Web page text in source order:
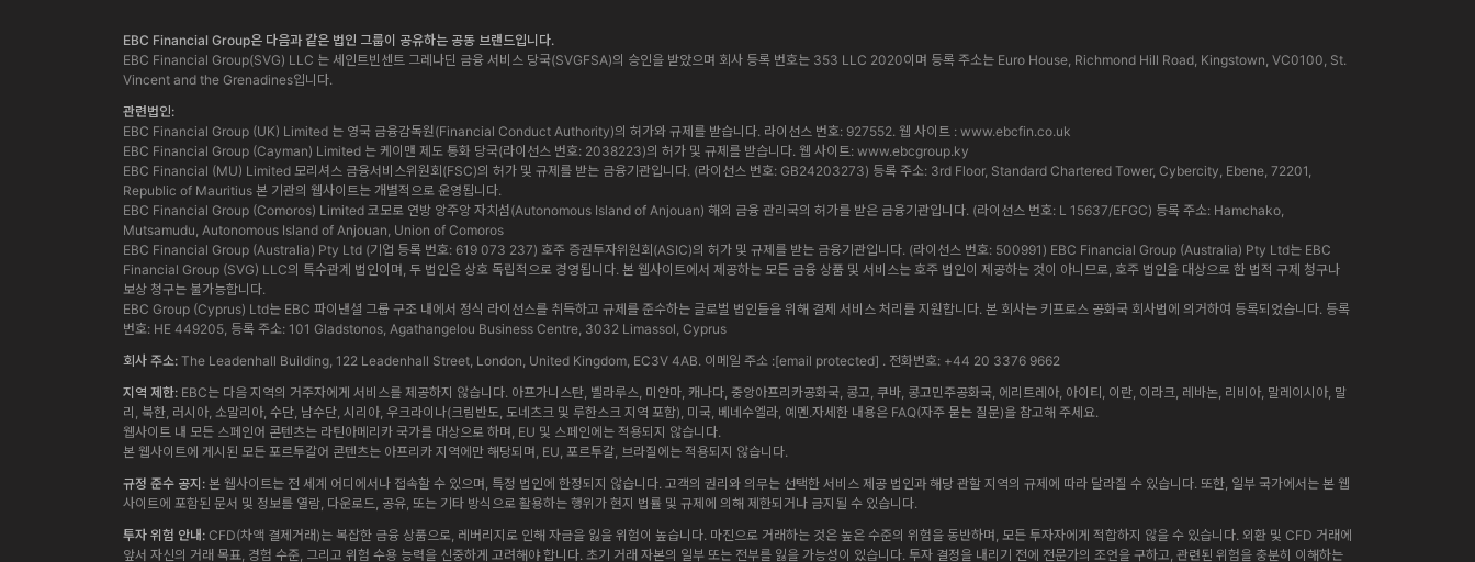
EBC Financial Group은 다음과 같은 법인 그룹이 공유하는 공동 브랜드입니다.
EBC Financial Group(SVG) LLC 는 세인트빈센트 그레나딘 금융 서비스 당국(SVGFSA)의 승인을 받았으며 회사 등록 번호는 353 LLC 2020이며 등록 주소는 Euro House, Richmond Hill Road, Kingstown, VC0100, St.
Vincent and the Grenadines입니다.
관련법인:
EBC Financial Group (UK) Limited 는 영국 금융감독원(Financial Conduct Authority)의 허가와 규제를 받습니다. 라이선스 번호: 927552. 웹 사이트 : www.ebcfin.co.uk
EBC Financial Group (Cayman) Limited 는 케이맨 제도 통화 당국(라이선스 번호: 2038223)의 허가 및 규제를 받습니다. 웹 사이트: www.ebcgroup.ky
EBC Financial (MU) Limited 모리셔스 금융서비스위원회(FSC)의 허가 및 규제를 받는 금융기관입니다. (라이선스 번호: GB24203273) 등록 주소: 3rd Floor, Standard Chartered Tower, Cybercity, Ebene, 72201,
Republic of Mauritius 본 기관의 웹사이트는 개별적으로 운영됩니다.
EBC Financial Group (Comoros) Limited 코모로 연방 앙주앙 자치섬(Autonomous Island of Anjouan) 해외 금융 관리국의 허가를 받은 금융기관입니다. (라이선스 번호: L 15637/EFGC) 등록 주소: Hamchako,
Mutsamudu, Autonomous Island of Anjouan, Union of Comoros
EBC Financial Group (Australia) Pty Ltd (기업 등록 번호: 619 073 237) 호주 증권투자위원회(ASIC)의 허가 및 규제를 받는 금융기관입니다. (라이선스 번호: 500991) EBC Financial Group (Australia) Pty Ltd는 EBC
Financial Group (SVG) LLC의 특수관계 법인이며, 두 법인은 상호 독립적으로 경영됩니다. 본 웹사이트에서 제공하는 모든 금융 상품 및 서비스는 호주 법인이 제공하는 것이 아니므로, 호주 법인을 대상으로 한 법적 구제 청구나
보상 청구는 불가능합니다.
EBC Group (Cyprus) Ltd는 EBC 파이낸셜 그룹 구조 내에서 정식 라이선스를 취득하고 규제를 준수하는 글로벌 법인들을 위해 결제 서비스 처리를 지원합니다. 본 회사는 키프로스 공화국 회사법에 의거하여 등록되었습니다. 등록
번호: HE 449205, 등록 주소: 101 Gladstonos, Agathangelou Business Centre, 3032 Limassol, Cyprus
회사 주소: The Leadenhall Building, 122 Leadenhall Street, London, United Kingdom, EC3V 4AB. 이메일 주소 :[email protected] . 전화번호: +44 20 3376 9662
지역 제한: EBC는 다음 지역의 거주자에게 서비스를 제공하지 않습니다. 아프가니스탄, 벨라루스, 미얀마, 캐나다, 중앙아프리카공화국, 콩고, 쿠바, 콩고민주공화국, 에리트레아, 아이티, 이란, 이라크, 레바논, 리비아, 말레이시아, 말
리, 북한, 러시아, 소말리아, 수단, 남수단, 시리아, 우크라이나(크림반도, 도네츠크 및 루한스크 지역 포함), 미국, 베네수엘라, 예멘.자세한 내용은 FAQ(자주 묻는 질문)을 참고해 주세요.
웹사이트 내 모든 스페인어 콘텐츠는 라틴아메리카 국가를 대상으로 하며, EU 및 스페인에는 적용되지 않습니다.
본 웹사이트에 게시된 모든 포르투갈어 콘텐츠는 아프리카 지역에만 해당되며, EU, 포르투갈, 브라질에는 적용되지 않습니다.
규정 준수 공지: 본 웹사이트는 전 세계 어디에서나 접속할 수 있으며, 특정 법인에 한정되지 않습니다. 고객의 권리와 의무는 선택한 서비스 제공 법인과 해당 관할 지역의 규제에 따라 달라질 수 있습니다. 또한, 일부 국가에서는 본 웹
사이트에 포함된 문서 및 정보를 열람, 다운로드, 공유, 또는 기타 방식으로 활용하는 행위가 현지 법률 및 규제에 의해 제한되거나 금지될 수 있습니다.
투자 위험 안내: CFD(차액 결제거래)는 복잡한 금융 상품으로, 레버리지로 인해 자금을 잃을 위험이 높습니다. 마진으로 거래하는 것은 높은 수준의 위험을 동반하며, 모든 투자자에게 적합하지 않을 수 있습니다. 외환 및 CFD 거래에
앞서 자신의 거래 목표, 경험 수준, 그리고 위험 수용 능력을 신중하게 고려해야 합니다. 초기 거래 자본의 일부 또는 전부를 잃을 가능성이 있습니다. 투자 결정을 내리기 전에 전문가의 조언을 구하고, 관련된 위험을 충분히 이해하는